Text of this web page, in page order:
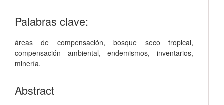
Palabras clave:
áreas de compensación,bosque seco tropical,
compensación ambiental,endemismos,inventarios,
minería.
Abstract